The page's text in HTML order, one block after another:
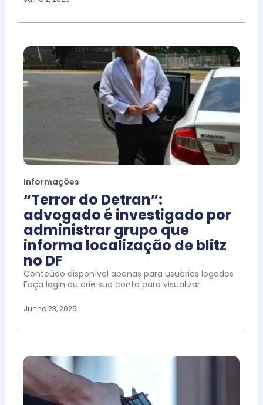
Informações
“Terror do Detran”:
advogado é investigado por
administrar grupo que
informa localização de blitz
no DF
Conteúdo disponível apenas para usuários logados
Faça login ou crie sua conta para visualizar
Junho 23, 2025